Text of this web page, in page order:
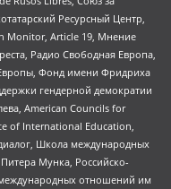
Ресурсный Центр,
Monitor, Article 19, Мнение
Радио Свободная Европа,
Фонд имени Фридриха
гендерной демократии
American Councils for
of International Education,
Школа международных
Мунка, Российско-
отношений им